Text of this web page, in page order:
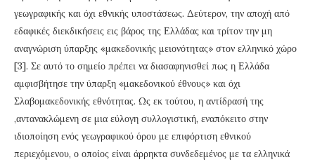
γεωγραφικής και όχι εθνικής υποστάσεως. Δεύτερον, την αποχή από
εδαφικές διεκδικήσεις εις βάρος της Ελλάδας και τρίτον την μη
αναγνώριση ύπαρξης «μακεδονικής μειονότητας» στον ελληνικό χώρο
[3]. Σε αυτό το σημείο πρέπει να διασαφηνισθεί πως η Ελλάδα
αμφισβήτησε την ύπαρξη «μακεδονικού έθνους» και όχι
Σλαβομακεδονικής εθνότητας. Ως εκ τούτου, η αντίδρασή της
,αντανακλώμενη σε μια εύλογη συλλογιστική, εναπόκειτο στην
ιδιοποίηση ενός γεωγραφικού όρου με επιφόρτιση εθνικού
περιεχόμενου, ο οποίος είναι άρρηκτα συνδεδεμένος με τα ελληνικά